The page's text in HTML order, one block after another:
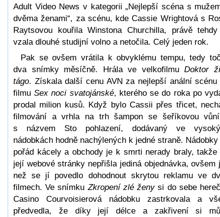
Adult Video News v kategorii „Nejlepší scéna s
dvěma ženami“, za scénu, kde Cassie Wrightová s
Raytsovou kouřila Winstona Churchilla, právě
vzala dlouhé studijní volno a netočila. Celý jeden rok.
Pak se ovšem vrátila k obvyklému tempu, tedy
dva snímky měsíčně. Hrála ve velkofilmuDoktor
tágo. Získala další cenu AVN za nejlepší anální scénu
filmuSex noci svatojánské, kterého se do roka po
prodal milion kusů. Když bylo Cassii přes třicet,
filmování a vrhla na trh šampon se šeříkovou
s názvem Sto pohlazení, dodávaný ve
nádobkách hodně nachýlených k jedné straně. Nádobky
pořád kácely a obchody je k smrti nerady braly, takže
její webové stránky nepřišla jediná objednávka, ovšem
než se jí povedlo dohodnout skrytou reklamu ve
filmech. Ve snímku Zkropení zlé ženysi do sebe
Casino Courvoisierová nádobku zastrkovala a
předvedla, že díky její délce a zakřivení si